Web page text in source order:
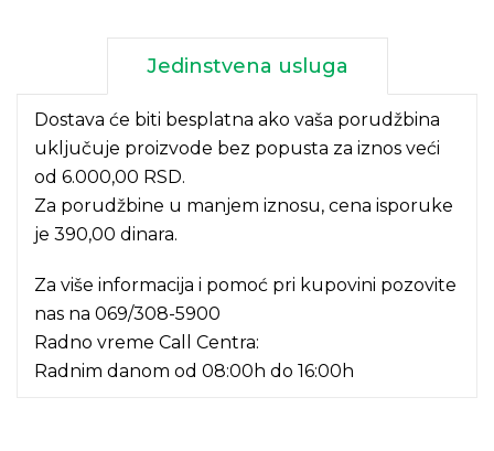
Jedinstvena usluga
Dostava će biti besplatna ako vaša porudžbina
uključuje proizvode bez popusta za iznos veći
od 6.000,00 RSD.
Za porudžbine u manjem iznosu, cena isporuke
je 390,00 dinara.
Za više informacija i pomoć pri kupovini pozovite
nas na 069/308-5900
Radno vreme Call Centra:
Radnim danom od 08:00h do 16:00h